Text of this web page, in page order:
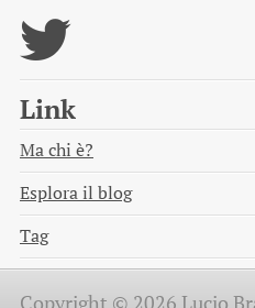
Link
Ma chi è?
Esplora il blog
Tag